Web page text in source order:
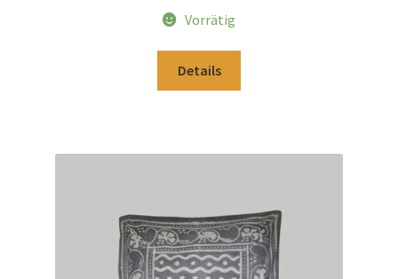
Vorrätig
Details